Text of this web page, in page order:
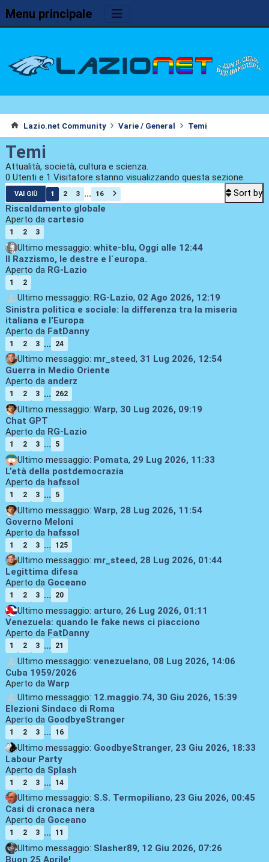
Menu principale
Lazio.net Community Varie / General Temi
Temi
Attualità, società, cultura e scienza.
0 Utenti e 1 Visitatore stanno visualizzando questa sezione.
VAI GIÙ 1 2 3 ... 16
Sort by
Riscaldamento globale
Aperto da cartesio
1 2 3
Ultimo messaggio: white-blu, Oggi alle 12:44
Il Razzismo, le destre e l´europa.
Aperto da RG-Lazio
1 2
Ultimo messaggio: RG-Lazio, 02 Ago 2026, 12:19
Sinistra politica e sociale: la differenza tra la miseria
italiana e l'Europa
Aperto da FatDanny
1 2 3 ... 24
Ultimo messaggio: mr_steed, 31 Lug 2026, 12:54
Guerra in Medio Oriente
Aperto da anderz
1 2 3 ... 262
Ultimo messaggio: Warp, 30 Lug 2026, 09:19
Chat GPT
Aperto da RG-Lazio
1 2 3 ... 5
Ultimo messaggio: Pomata, 29 Lug 2026, 11:33
L’età della postdemocrazia
Aperto da hafssol
1 2 3 ... 5
Ultimo messaggio: Warp, 28 Lug 2026, 11:54
Governo Meloni
Aperto da hafssol
1 2 3 ... 125
Ultimo messaggio: mr_steed, 28 Lug 2026, 01:44
Legittima difesa
Aperto da Goceano
1 2 3 ... 20
Ultimo messaggio: arturo, 26 Lug 2026, 01:11
Venezuela: quando le fake news ci piacciono
Aperto da FatDanny
1 2 3 ... 21
Ultimo messaggio: venezuelano, 08 Lug 2026, 14:06
Cuba 1959/2026
Aperto da Warp
Ultimo messaggio: 12.maggio.74, 30 Giu 2026, 15:39
Elezioni Sindaco di Roma
Aperto da GoodbyeStranger
1 2 3 ... 16
Ultimo messaggio: GoodbyeStranger, 23 Giu 2026, 18:33
Labour Party
Aperto da Splash
1 2 3 ... 14
Ultimo messaggio: S.S. Termopiliano, 23 Giu 2026, 00:45
Casi di cronaca nera
Aperto da Goceano
1 2 3 ... 11
Ultimo messaggio: Slasher89, 12 Giu 2026, 07:26
Buon 25 Aprile!